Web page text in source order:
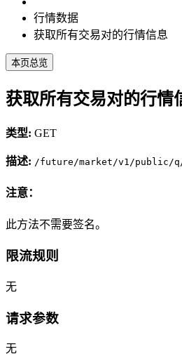
行情数据
获取所有交易对的行情信息
本页总览
获取所有交易对的行情
类型: GET
描述: /future/market/v1/public/
注意：
此方法不需要签名。
限流规则
无
请求参数
无